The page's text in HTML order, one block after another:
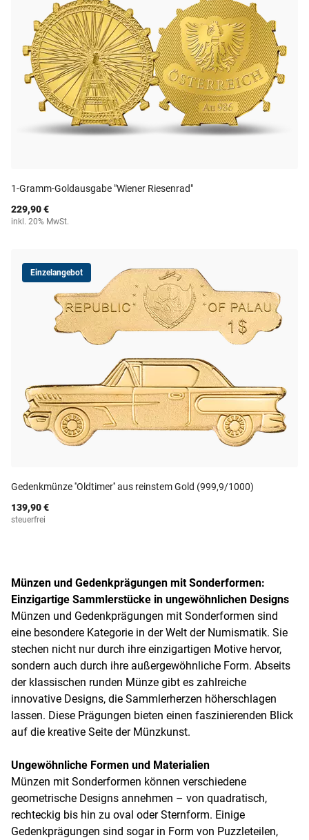
1-Gramm-Goldausgabe "Wiener Riesenrad"
229,90 €
inkl. 20% MwSt.
Einzelangebot
Gedenkmünze ''Oldtimer'' aus reinstem Gold (999,9/1000)
139,90 €
steuerfrei
Münzen und Gedenkprägungen mit Sonderformen:
Einzigartige Sammlerstücke in ungewöhnlichen Designs
Münzen und Gedenkprägungen mit Sonderformen sind
eine besondere Kategorie in der Welt der Numismatik. Sie
stechen nicht nur durch ihre einzigartigen Motive hervor,
sondern auch durch ihre außergewöhnliche Form. Abseits
der klassischen runden Münze gibt es zahlreiche
innovative Designs, die Sammlerherzen höherschlagen
lassen. Diese Prägungen bieten einen faszinierenden Blick
auf die kreative Seite der Münzkunst.
Ungewöhnliche Formen und Materialien
Münzen mit Sonderformen können verschiedene
geometrische Designs annehmen – von quadratisch,
rechteckig bis hin zu oval oder Sternform. Einige
Gedenkprägungen sind sogar in Form von Puzzleteilen,